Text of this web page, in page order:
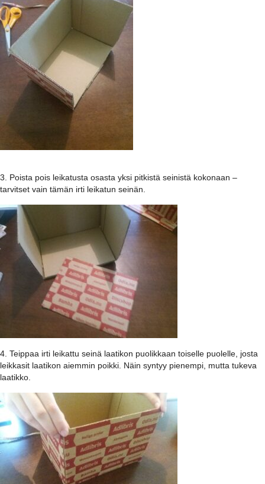
3. Poista pois leikatusta osasta yksi pitkistä seinistä kokonaan –
tarvitset vain tämän irti leikatun seinän.
4. Teippaa irti leikattu seinä laatikon puolikkaan toiselle puolelle, josta
leikkasit laatikon aiemmin poikki. Näin syntyy pienempi, mutta tukeva
laatikko.